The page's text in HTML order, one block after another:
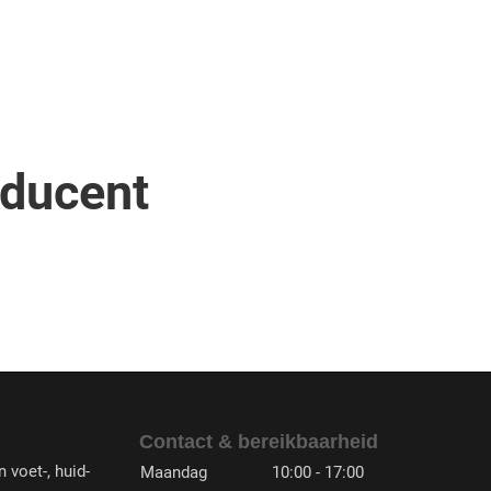
voet-, huid-
Contact & bereikbaarheid
Maandag
10:00 - 17:00